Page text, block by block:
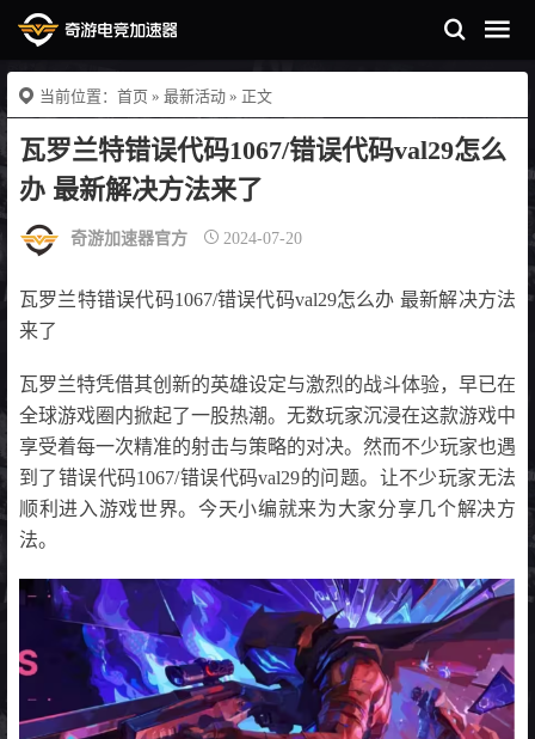
当前位置： 首页 » 最新活动 » 正文
瓦罗兰特错误代码1067/错误代码val29怎么
办 最新解决方法来了
奇游加速器官方 2024-07-20
瓦罗兰特错误代码1067/错误代码val29怎么办 最新解决方法
来了
瓦罗兰特凭借其创新的英雄设定与激烈的战斗体验，早已在
全球游戏圈内掀起了一股热潮。无数玩家沉浸在这款游戏中
享受着每一次精准的射击与策略的对决。然而不少玩家也遇
到了错误代码1067/错误代码val29的问题。让不少玩家无法
顺利进入游戏世界。今天小编就来为大家分享几个解决方
法。